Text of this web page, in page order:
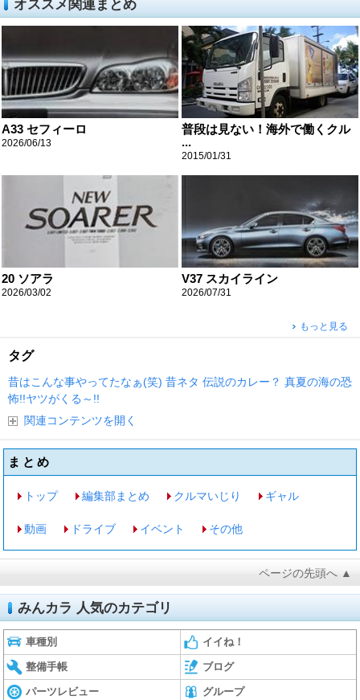
オススメ関連まとめ
A33 セフィーロ
2026/06/13
普段は見ない！海外で働くクル
...
2015/01/31
20 ソアラ
2026/03/02
V37 スカイライン
2026/07/31
もっと見る
タグ
昔はこんな事やってたなぁ(笑) 昔ネタ 伝説のカレー？ 真夏の海の恐
怖!!ヤツがくる～!!
関連コンテンツを開く
まとめ
トップ 編集部まとめ クルマいじり ギャル
動画 ドライブ イベント その他
ページの先頭へ ▲
みんカラ 人気のカテゴリ
車種別 イイね！
整備手帳 ブログ
パーツレビュー グループ